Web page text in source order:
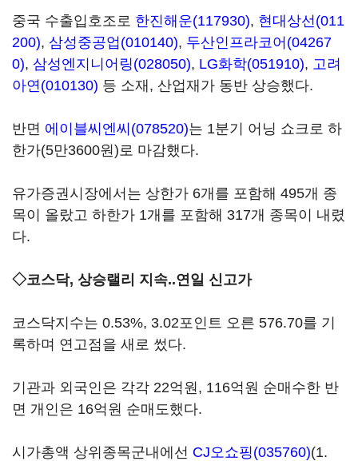
중국 수출입호조로 한진해운(117930), 현대상선(011
200), 삼성중공업(010140), 두산인프라코어(04267
0), 삼성엔지니어링(028050), LG화학(051910), 고려
아연(010130) 등 소재, 산업재가 동반 상승했다.
반면 에이블씨엔씨(078520)는 1분기 어닝 쇼크로 하
한가(5만3600원)로 마감했다.
유가증권시장에서는 상한가 6개를 포함해 495개 종
목이 올랐고 하한가 1개를 포함해 317개 종목이 내렸
다.
◇코스닥, 상승랠리 지속..연일 신고가
코스닥지수는 0.53%, 3.02포인트 오른 576.70를 기
록하며 연고점을 새로 썼다.
기관과 외국인은 각각 22억원, 116억원 순매수한 반
면 개인은 16억원 순매도했다.
시가총액 상위종목군내에선 CJ오쇼핑(035760)(1.